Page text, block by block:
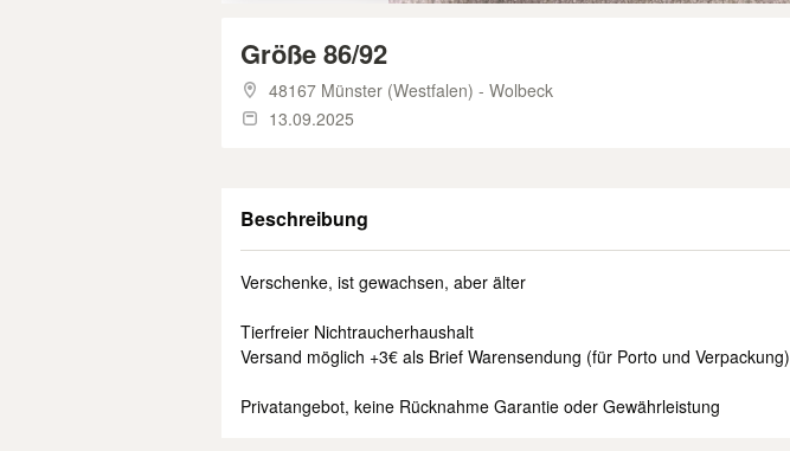
Größe 86/92
48167 Münster (Westfalen) - Wolbeck
13.09.2025
Beschreibung
Verschenke, ist gewachsen, aber älter
Tierfreier Nichtraucherhaushalt
Versand möglich +3€ als Brief Warensendung (für Porto und Verpackung)
Privatangebot, keine Rücknahme Garantie oder Gewährleistung